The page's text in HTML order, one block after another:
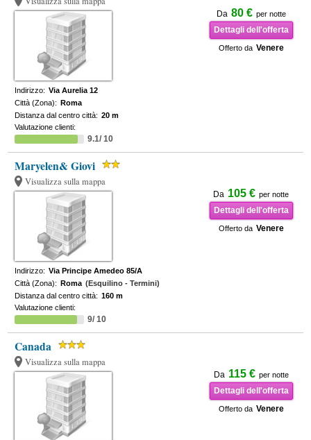
Da 80 € per notte
Dettagli dell'offerta
Offerto da Venere
Indirizzo: Via Aurelia 12
Città (Zona): Roma
Distanza dal centro città: 20 m
Valutazione clienti:
9.1/ 10
Maryelen& Giovi
Visualizza sulla mappa
Da 105 € per notte
Dettagli dell'offerta
Offerto da Venere
Indirizzo: Via Principe Amedeo 85/A
Città (Zona): Roma (Esquilino - Termini)
Distanza dal centro città: 160 m
Valutazione clienti:
9/ 10
Canada
Visualizza sulla mappa
Da 115 € per notte
Dettagli dell'offerta
Offerto da Venere